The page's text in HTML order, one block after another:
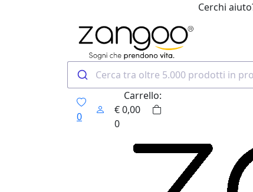
Cerchi
0
Carrello:
€0,00
0